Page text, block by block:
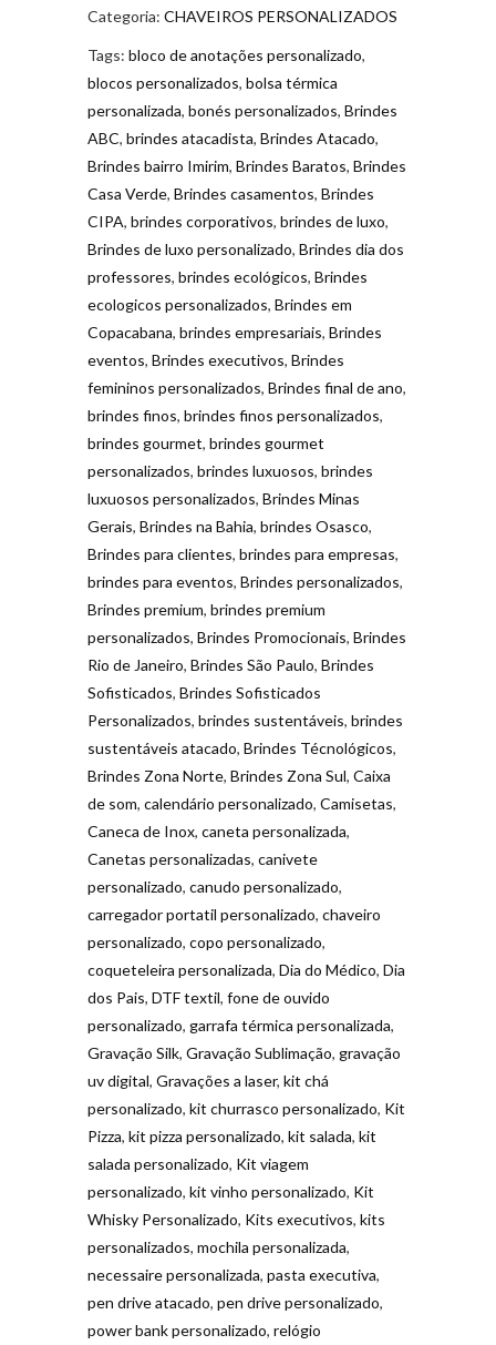
Categoria: CHAVEIROS PERSONALIZADOS
Tags: bloco de anotações personalizado,
blocos personalizados, bolsa térmica
personalizada, bonés personalizados, Brindes
ABC, brindes atacadista, Brindes Atacado,
Brindes bairro Imirim, Brindes Baratos, Brindes
Casa Verde, Brindes casamentos, Brindes
CIPA, brindes corporativos, brindes de luxo,
Brindes de luxo personalizado, Brindes dia dos
professores, brindes ecológicos, Brindes
ecologicos personalizados, Brindes em
Copacabana, brindes empresariais, Brindes
eventos, Brindes executivos, Brindes
femininos personalizados, Brindes final de ano,
brindes finos, brindes finos personalizados,
brindes gourmet, brindes gourmet
personalizados, brindes luxuosos, brindes
luxuosos personalizados, Brindes Minas
Gerais, Brindes na Bahia, brindes Osasco,
Brindes para clientes, brindes para empresas,
brindes para eventos, Brindes personalizados,
Brindes premium, brindes premium
personalizados, Brindes Promocionais, Brindes
Rio de Janeiro, Brindes São Paulo, Brindes
Sofisticados, Brindes Sofisticados
Personalizados, brindes sustentáveis, brindes
sustentáveis atacado, Brindes Técnológicos,
Brindes Zona Norte, Brindes Zona Sul, Caixa
de som, calendário personalizado, Camisetas,
Caneca de Inox, caneta personalizada,
Canetas personalizadas, canivete
personalizado, canudo personalizado,
carregador portatil personalizado, chaveiro
personalizado, copo personalizado,
coqueteleira personalizada, Dia do Médico, Dia
dos Pais, DTF textil, fone de ouvido
personalizado, garrafa térmica personalizada,
Gravação Silk, Gravação Sublimação, gravação
uv digital, Gravações a laser, kit chá
personalizado, kit churrasco personalizado, Kit
Pizza, kit pizza personalizado, kit salada, kit
salada personalizado, Kit viagem
personalizado, kit vinho personalizado, Kit
Whisky Personalizado, Kits executivos, kits
personalizados, mochila personalizada,
necessaire personalizada, pasta executiva,
pen drive atacado, pen drive personalizado,
power bank personalizado, relógio